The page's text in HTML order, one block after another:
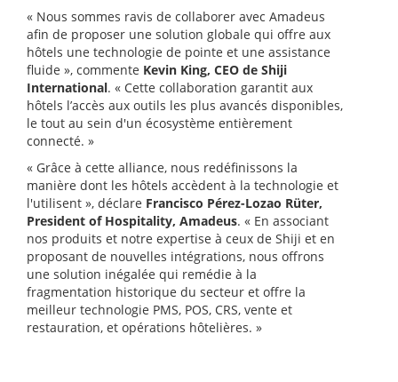
« Nous sommes ravis de collaborer avec Amadeus
afin de proposer une solution globale qui offre aux
hôtels une technologie de pointe et une assistance
fluide », commente Kevin King, CEO de Shiji
International. « Cette collaboration garantit aux
hôtels l’accès aux outils les plus avancés disponibles,
le tout au sein d'un écosystème entièrement
connecté. »
« Grâce à cette alliance, nous redéfinissons la
manière dont les hôtels accèdent à la technologie et
l'utilisent », déclare Francisco Pérez-Lozao Rüter,
President of Hospitality, Amadeus. « En associant
nos produits et notre expertise à ceux de Shiji et en
proposant de nouvelles intégrations, nous offrons
une solution inégalée qui remédie à la
fragmentation historique du secteur et offre la
meilleur technologie PMS, POS, CRS, vente et
restauration, et opérations hôtelières. »